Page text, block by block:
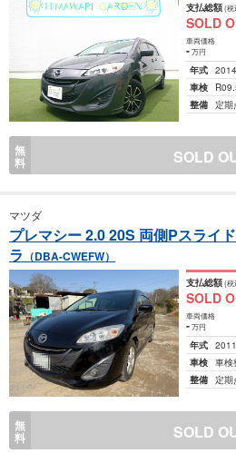
支払総額(税
SOLD
車両価格
-万円
年式 2014
車検
整備 定期
無
料 SOLD
マツダ
プレマシー 2.0 20S 両側Pスライ
ラ （DBA-CWEFW）
支払総額(税
SOLD
車両価格
-万円
年式 2011
車検 車検
整備 定期
無
料 SOLD